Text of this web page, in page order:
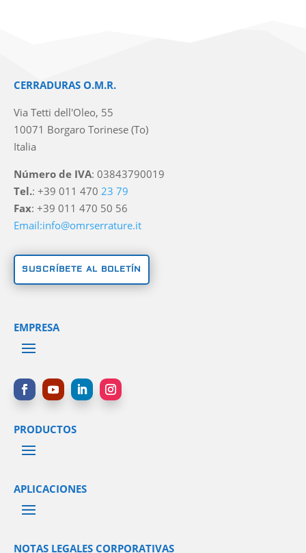
CERRADURAS O.M.R.
Via Tetti dell'Oleo, 55
10071 Borgaro Torinese (To)
Italia
Número de IVA: 03843790019
Tel.: +39 011 470 23 79
Fax: +39 011 470 50 56
Email:info@omrserrature.it
SUSCRÍBETE AL BOLETÍN
EMPRESA
PRODUCTOS
APLICACIONES
NOTAS LEGALES CORPORATIVAS